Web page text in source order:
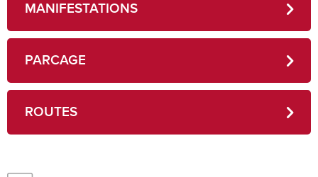
MANIFESTATIONS
PARCAGE
ROUTES